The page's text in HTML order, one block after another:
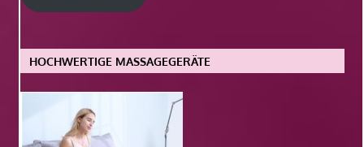
HOCHWERTIGE MASSAGEGERÄTE